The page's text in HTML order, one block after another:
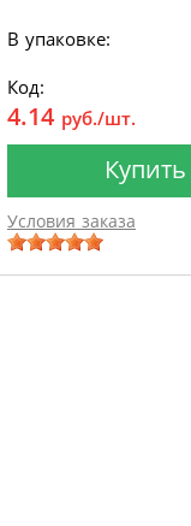
В упаковке:
Код:
4.14 руб./шт.
Купить
Условия заказа